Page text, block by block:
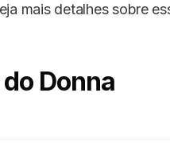
mais detalhes sobre
Donna